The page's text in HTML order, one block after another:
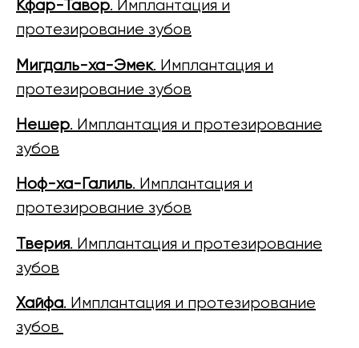
Кфар-Тавор. Имплантация и
протезирование зубов
Мигдаль-ха-Эмек. Имплантация и
протезирование зубов
Нешер. Имплантация и протезирование
зубов
Ноф-ха-Галиль. Имплантация и
протезирование зубов
Тверия. Имплантация и протезирование
зубов
Хайфа. Имплантация и протезирование
зубов